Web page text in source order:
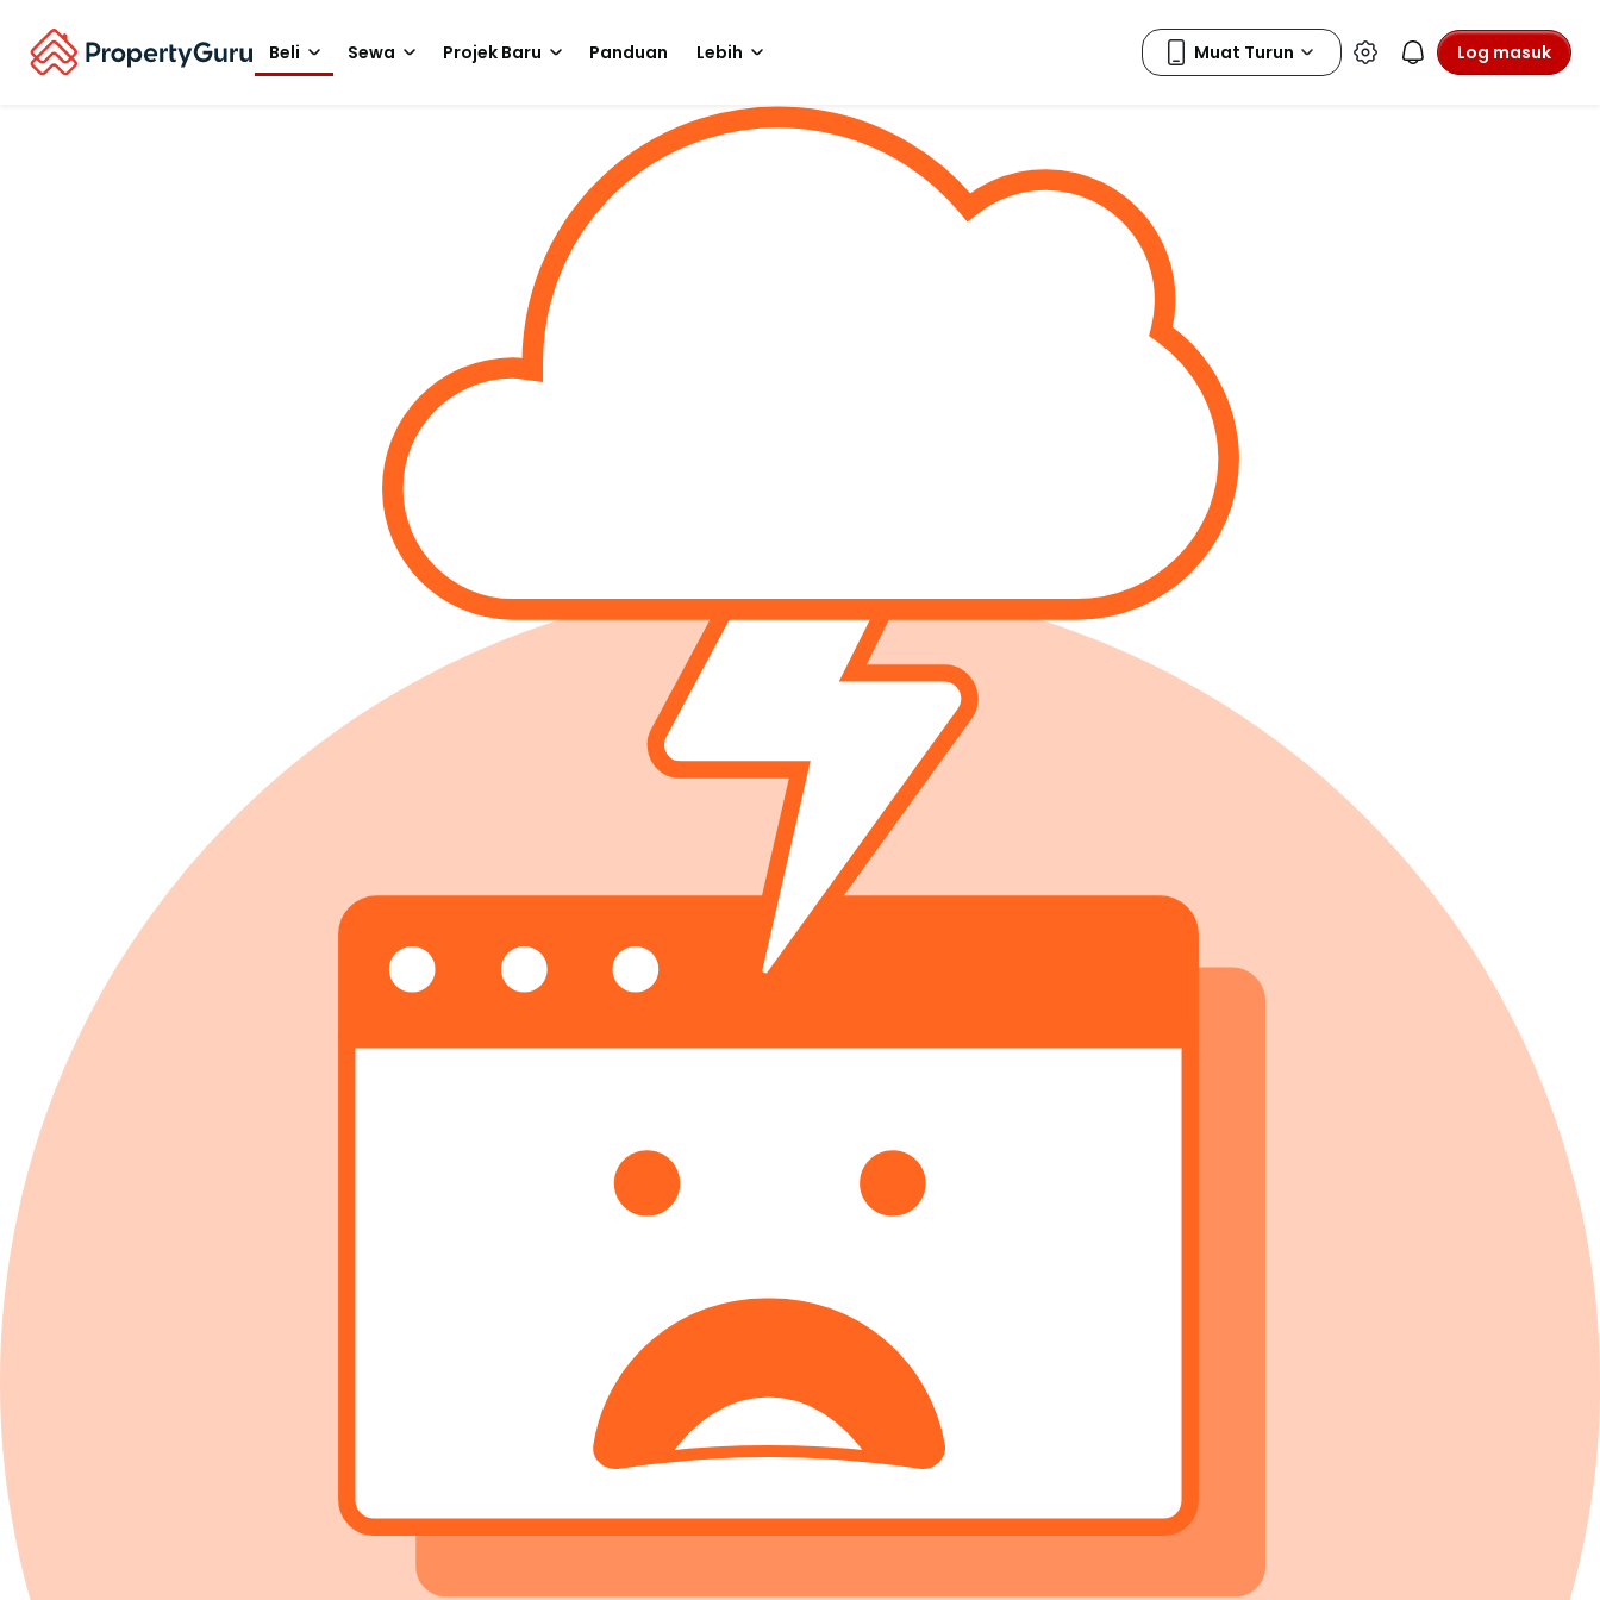
Beli Sewa Projek Baru Panduan Lebih Log masuk